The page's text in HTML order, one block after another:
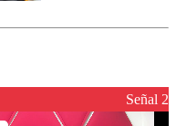
el fin de la
reconstrucciónSeñal 2